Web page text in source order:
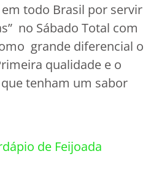
todo Brasil por servir
no Sábado Total com
grande diferencial o
qualidade e o
tenham um sabor
de Feijoada